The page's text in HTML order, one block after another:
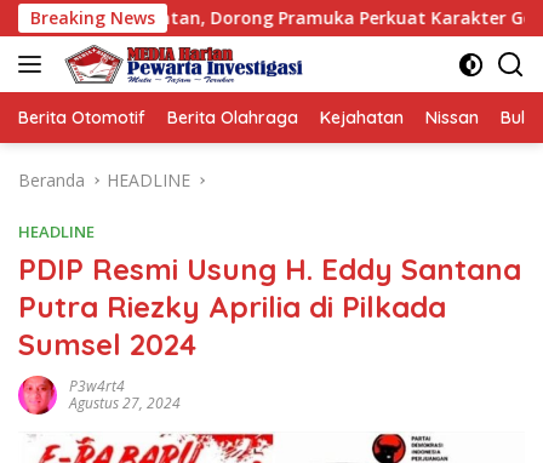
Langsung
ke
konten
Breaking News
Dorong Pramuka Perkuat Karakter Generasi Muda
Berita Otomotif Berita Olahraga Kejahatan Nissan
Beranda HEADLINE
HEADLINE
PDIP Resmi Usung H. Eddy Santana
Putra Riezky Aprilia di Pilkada
Sumsel 2024
P3w4rt4
Agustus 27, 2024